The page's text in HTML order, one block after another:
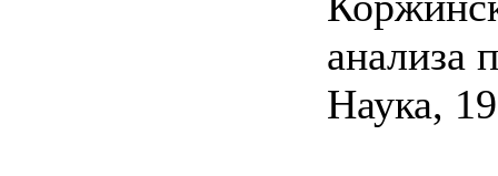
анализа
Наука,